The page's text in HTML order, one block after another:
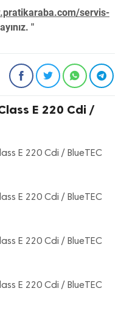
servis-
"
E 220 Cdi /
E 220 Cdi / BlueTEC
E 220 Cdi / BlueTEC
E 220 Cdi / BlueTEC
E 220 Cdi / BlueTEC